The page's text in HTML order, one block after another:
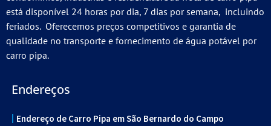
está disponível 24 horas por dia, 7 dias por semana, incluindo
feriados. Oferecemos preços competitivos e garantia de
qualidade no transporte e fornecimento de água potável por
carro pipa.
Endereços
Endereço de Carro Pipa em São Bernardo do Campo